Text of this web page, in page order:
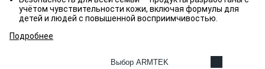
учётом чувствительности кожи, включая формулы для
детей и людей с повышенной восприимчивостью.
Подробнее
Выбор ARMTEK